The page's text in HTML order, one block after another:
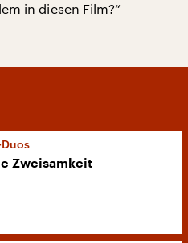
in diesen Film?“
Zweisamkeit